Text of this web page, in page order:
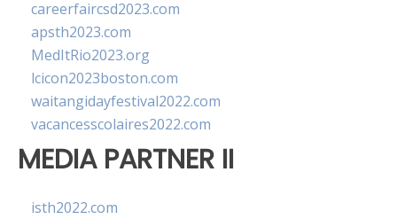
careerfaircsd2023.com
apsth2023.com
MedItRio2023.org
lcicon2023boston.com
waitangidayfestival2022.com
vacancesscolaires2022.com
MEDIA PARTNER II
isth2022.com